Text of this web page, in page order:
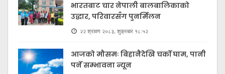
भारतबाट चार नेपाली बालबालिकाको
उद्धार, परिवारसँग पुनर्मिलन
२२ श्रावण २०८३, शुक्रबार १८:५२
आजको मौसमः बिहानैदेखि चर्को घाम, पानी
पर्ने सम्भावना न्यून